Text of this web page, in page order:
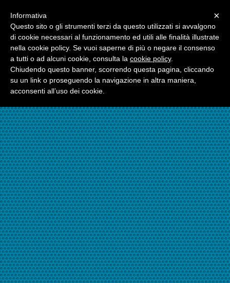
☎324.7403485
×
Informativa
Questo sito o gli strumenti terzi da questo utilizzati si avvalgono
di cookie necessari al funzionamento ed utili alle finalità illustrate
nella cookie policy. Se vuoi saperne di più o negare il consenso
a tutti o ad alcuni cookie, consulta la cookie policy.
Chiudendo questo banner, scorrendo questa pagina, cliccando
su un link o proseguendo la navigazione in altra maniera,
acconsenti all’uso dei cookie.